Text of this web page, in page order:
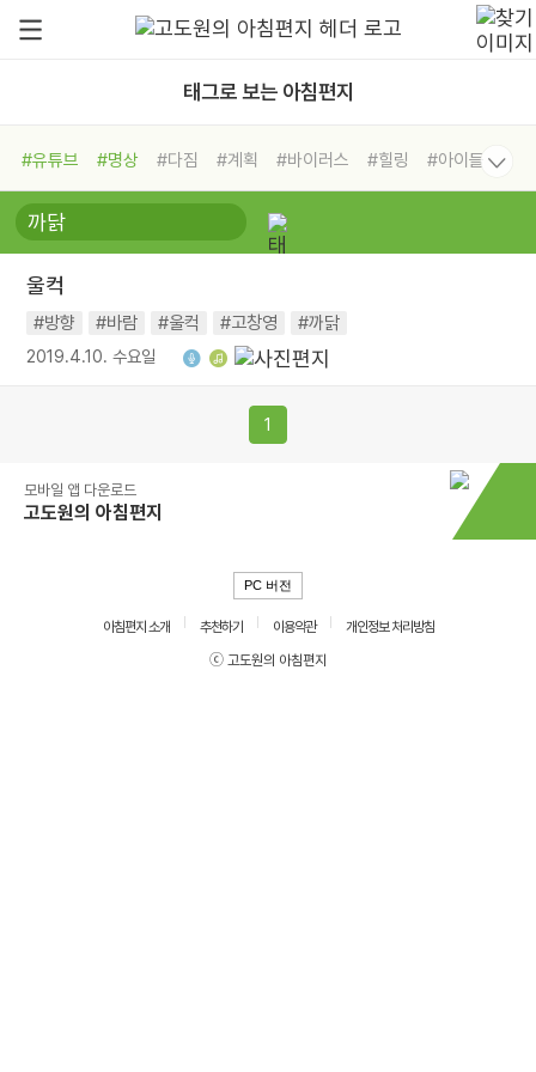
태그로 보는 아침편지
#유튜브 #명상 #다짐 #계획 #바이러스 #힐링
#아이들
#비전캠프
#독서캠프 #삶
#희망
#나눔 #친구 #링컨학교
#독서
울컥
#방향 #바람 #울컥 #고창영 #까닭
2019.4.10. 수요일
1
모바일 앱 다운로드
고도원의 아침편지
PC 버전
아침편지 소개 추천하기 이용약관
개인정보 처리방침
ⓒ 고도원의 아침편지